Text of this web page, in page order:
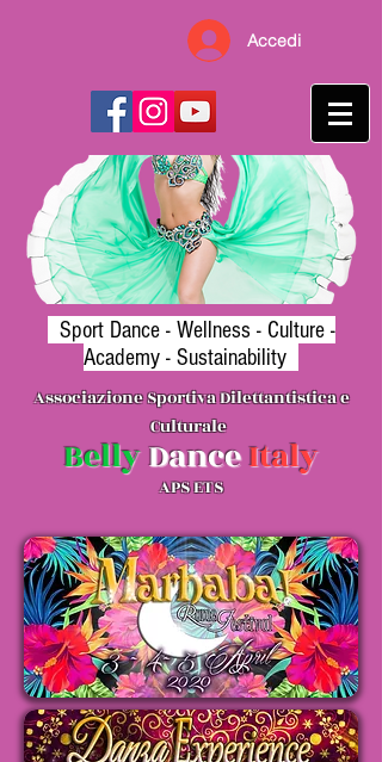
Accedi
Sport Dance - Wellness - Culture -
Academy - Sustainability
Associazione Sportiva Dilettantistica e
Culturale
BellyDanceItaly
APS ETS